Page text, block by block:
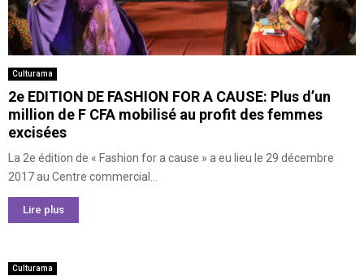
Culturama
2e EDITION DE FASHION FOR A CAUSE: Plus d’un
million de F CFA mobilisé au profit des femmes
excisées
La 2e édition de « Fashion for a cause » a eu lieu le 29 décembre
2017 au Centre commercial...
Lire plus
Culturama